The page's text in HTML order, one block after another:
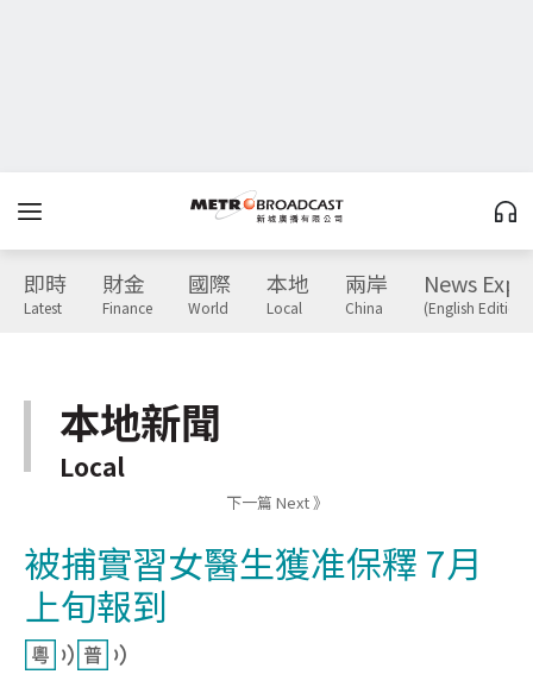
即時
Latest
財金
Finance
國際
World
本地
Local
兩岸
China
News
(English Edition)
本地新聞
Local
下一篇 Next 》
被捕實習女醫生獲准保釋 7月
上旬報到